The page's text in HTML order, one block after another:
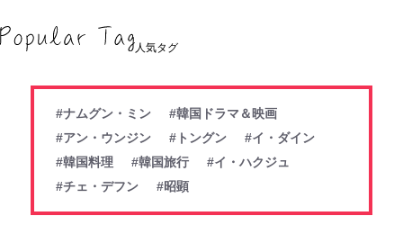
人気タグ
#ナムグン・ミン
#韓国ドラマ＆映画
#アン・ウンジン
#トングン
#イ・ダイン
#韓国料理
#韓国旅行
#イ・ハクジュ
#チェ・デフン
#昭顕